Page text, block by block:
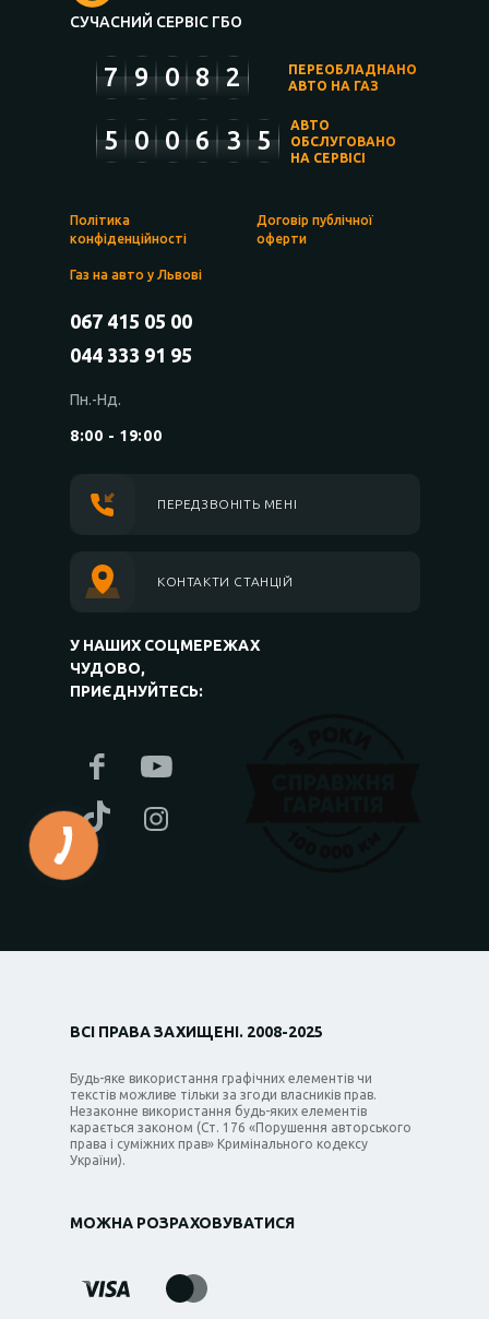
СУЧАСНИЙ СЕРВІС ГБО
7 9 0 8 2
ПЕРЕОБЛАДНАНО
АВТО НА ГАЗ
5 0 0 6 3 5
АВТО
ОБСЛУГОВАНО
НА СЕРВІСІ
Політика
конфіденційності
Договір публічної
оферти
Газ на авто у Львові
067 415 05 00
044 333 91 95
Пн.-Нд.
8:00 - 19:00
ПЕРЕДЗВОНІТЬ МЕНІ
КОНТАКТИ СТАНЦІЙ
У НАШИХ СОЦМЕРЕЖАХ
ЧУДОВО,
ПРИЄДНУЙТЕСЬ:
ВСІ ПРАВА ЗАХИЩЕНІ. 2008-2025
Будь-яке використання графічних елементів чи
текстів можливе тільки за згоди власників прав.
Незаконне використання будь-яких елементів
карається законом (Ст. 176 «Порушення авторського
права і суміжних прав» Кримінального кодексу
України).
МОЖНА РОЗРАХОВУВАТИСЯ